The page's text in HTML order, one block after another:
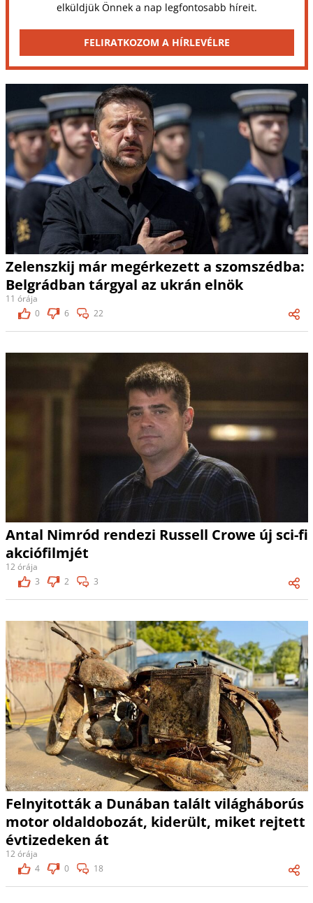
elküldjük Önnek a nap legfontosabb híreit.
FELIRATKOZOM A HÍRLEVÉLRE
Zelenszkij már megérkezett a szomszédba:
Belgrádban tárgyal az ukrán elnök
11 órája
0
6 22
Antal Nimród rendezi Russell Crowe új sci-fi
akciófilmjét
12 órája
3
2 3
Felnyitották a Dunában talált világháborús
motor oldaldobozát, kiderült, miket rejtett
évtizedeken át
12 órája
4
0 18